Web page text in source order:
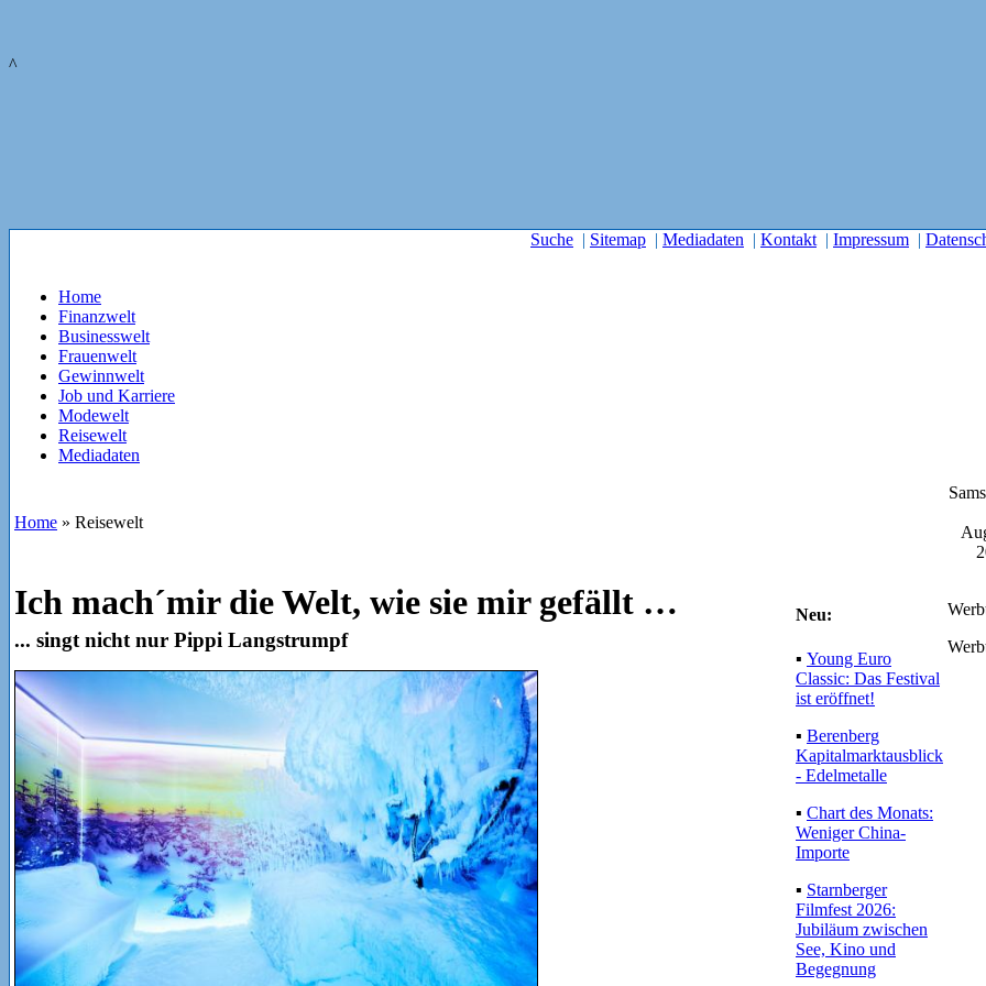
^
Suche | Sitemap | Mediadaten | Kontakt | Impressum |
Home
Finanzwelt
Businesswelt
Frauenwelt
Gewinnwelt
Job und Karriere
Modewelt
Reisewelt
Mediadaten
Home » Reisewelt
Ich mach´mir die Welt, wie sie mir gefällt …
... singt nicht nur Pippi Langstrumpf
Neu:
▪ Young Euro
Classic: Das Festival
ist eröffnet!
▪ Berenberg
Kapitalmarktausblick
- Edelmetalle
▪ Chart des Monats:
Weniger China-
Importe
▪ Starnberger
Filmfest 2026:
Jubiläum zwischen
See, Kino und
Begegnung